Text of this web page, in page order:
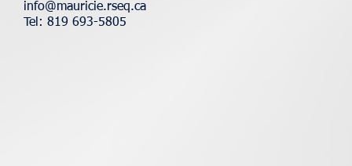
info@mauricie.rseq.ca
Tel: 819 693-5805